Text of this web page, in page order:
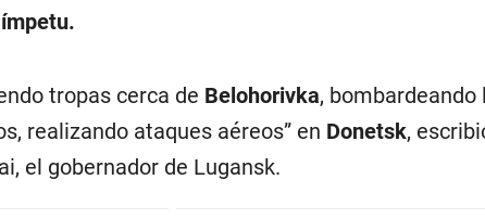
tropas cerca de Belohorivka, bombardeando
realizando ataques aéreos” en Donetsk,
el gobernador de Lugansk.